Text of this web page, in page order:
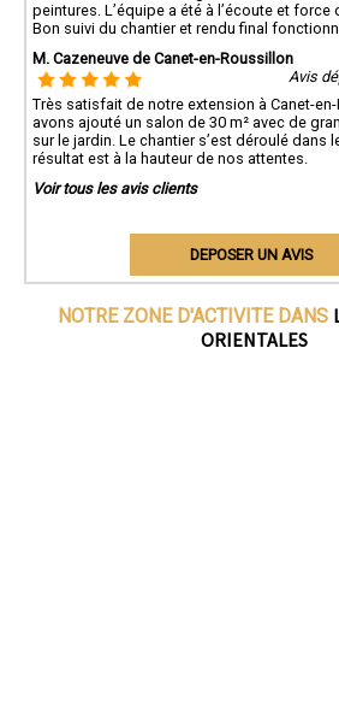
peintures. L’équipe a été à l’écoute et force
Bon suivi du chantier et rendu final
M. Cazeneuve de Canet-en-Roussillon
Avis
Très satisfait de notre extension à Canet-
avons ajouté un salon de 30 m² avec de
sur le jardin. Le chantier s’est déroulé dans
résultat est à la hauteur de nos attentes.
Voir tous les avis clients
DEPOSER UN AVIS
NOTRE ZONE D'ACTIVITE DANS
ORIENTALES